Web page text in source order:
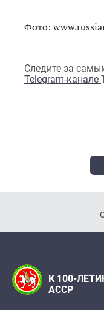
Фото:
Следите за
Telegram-канале
К 100-
АССР